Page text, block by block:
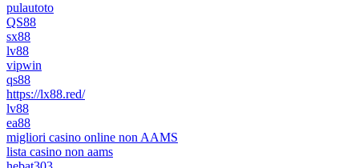
pulautoto
QS88
sx88
lv88
vipwin
qs88
https://lx88.red/
lv88
ea88
migliori casino online non AAMS
lista casino non aams